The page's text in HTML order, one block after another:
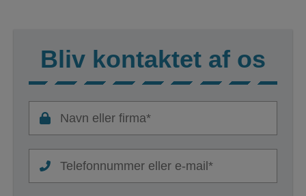
Bliv kontaktet af os
eller
eller